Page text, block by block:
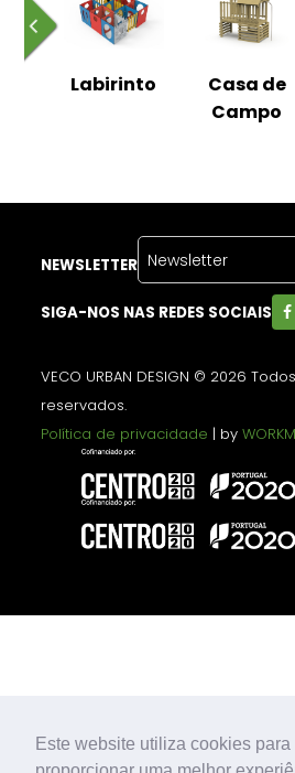
Este website utiliza cookies para
Labirinto
Casa de
Campo
NEWSLETTER
SIGA-NOS NAS REDES SOCIAIS
VECO URBAN DESIGN © 2026
reservados.
Política de privacidade | by